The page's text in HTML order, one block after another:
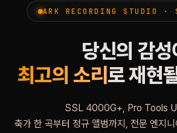
ARK RECORDING STUDIO ·
당신의 감성
최고의 소리 로 재현
SSL 4000G+, Pro Tools
축가 한 곡부터 정규 앨범까지, 전문 엔지